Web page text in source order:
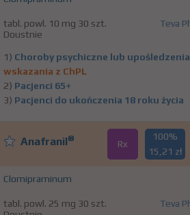
tabl. powl. 10 mg 30 szt.
Doustnie
Teva
1) Choroby psychiczne lub upośledzenia
wskazania z ChPL
2) Pacjenci 65+
3) Pacjenci do ukończenia 18 roku życia
Anafranil® Rx
100%
15,21 zł
Clomipraminum
tabl. powl. 25 mg 30 szt.
Teva